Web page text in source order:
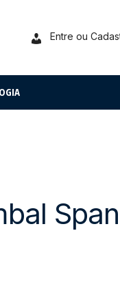
Entre ou